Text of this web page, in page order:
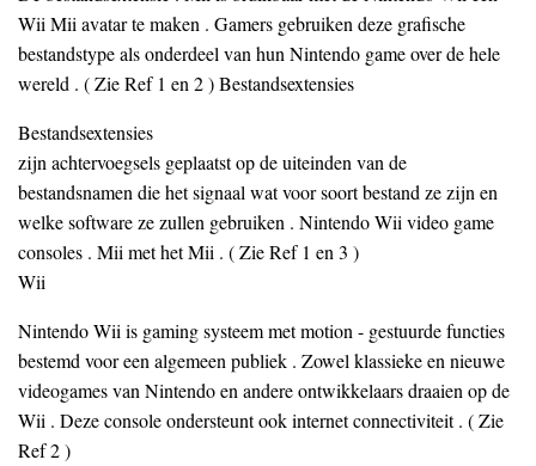
Wii Mii avatar te maken . Gamers gebruiken deze grafische
bestandstype als onderdeel van hun Nintendo game over de hele
wereld . ( Zie Ref 1 en 2 ) Bestandsextensies
Bestandsextensies
zijn achtervoegsels geplaatst op de uiteinden van de
bestandsnamen die het signaal wat voor soort bestand ze zijn en
welke software ze zullen gebruiken . Nintendo Wii video game
consoles . Mii met het Mii . ( Zie Ref 1 en 3 )
Wii
Nintendo Wii is gaming systeem met motion - gestuurde functies
bestemd voor een algemeen publiek . Zowel klassieke en nieuwe
videogames van Nintendo en andere ontwikkelaars draaien op de
Wii . Deze console ondersteunt ook internet connectiviteit . ( Zie
Ref 2 )